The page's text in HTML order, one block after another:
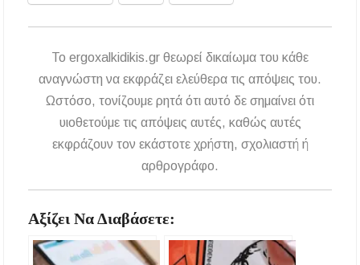
Διακοπές ρεύματος σε περιοχές της Χαλκιδικής
Νέες χρηματοδοτήσεις από το Πράσινο Ταμείο
για δήμους της Κεντρικής Μακεδονίας
πανήγυρη του Παρεκκλησίου Μεταμορφώσεως
του Σωτήρος στην Παραλία Διονυσίου
υπερβαίνοντας το όριο ταχύτητας;
Χαλκιδική: Άμεση η κατάσβεση πυρκαγιάς σε
χαμηλή βλάστηση στην περιοχή του Πόρτο
Καρράς
To ergoxalkidikis.gr θεωρεί δικαίωμα του κάθε
αναγνώστη να εκφράζει ελεύθερα τις απόψεις του.
Ωστόσο, τονίζουμε ρητά ότι αυτό δε σημαίνει ότι
υιοθετούμε τις απόψεις αυτές, καθώς αυτές
εκφράζουν τον εκάστοτε χρήστη, σχολιαστή ή
αρθρογράφο.
Αξίζει Να Διαβάσετε: